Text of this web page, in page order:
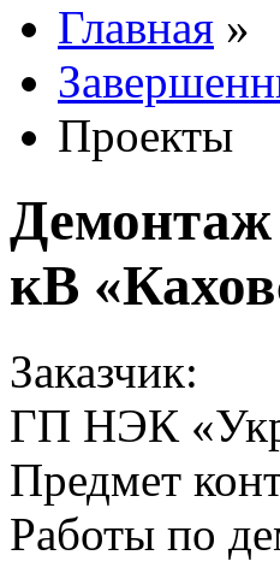
Главная »
Проекты
Демонтаж
кВ
Заказчик:
ГП НЭК
Предмет
Работы по